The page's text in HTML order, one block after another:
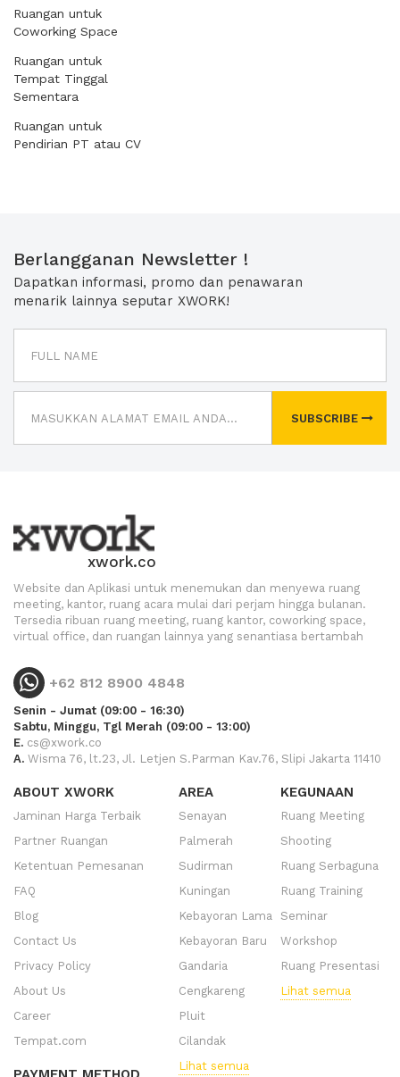
Ruangan untuk
Coworking Space
Ruangan untuk
Tempat Tinggal
Sementara
Ruangan untuk
Pendirian PT atau CV
Berlangganan Newsletter !
Dapatkan informasi, promo dan penawaran
menarik lainnya seputar XWORK!
SUBSCRIBE
xwork.co
Website dan Aplikasi untuk menemukan dan menyewa ruang
meeting, kantor, ruang acara mulai dari perjam hingga bulanan.
Tersedia ribuan ruang meeting, ruang kantor, coworking space,
virtual office, dan ruangan lainnya yang senantiasa bertambah
+62 812 8900 4848
Senin - Jumat (09:00 - 16:30)
Sabtu, Minggu, Tgl Merah (09:00 - 13:00)
E. cs@xwork.co
A. Wisma 76, lt.23, Jl. Letjen S.Parman Kav.76, Slipi Jakarta 11410
ABOUT XWORK
Jaminan Harga Terbaik
Partner Ruangan
Ketentuan Pemesanan
FAQ
Blog
Contact Us
Privacy Policy
About Us
Career
Tempat.com
AREA
Senayan
Palmerah
Sudirman
Kuningan
Kebayoran Lama
Kebayoran Baru
Gandaria
Cengkareng
Pluit
Cilandak
Lihat semua
KEGUNAAN
Ruang Meeting
Shooting
Ruang Serbaguna
Ruang Training
Seminar
Workshop
Ruang Presentasi
Lihat semua